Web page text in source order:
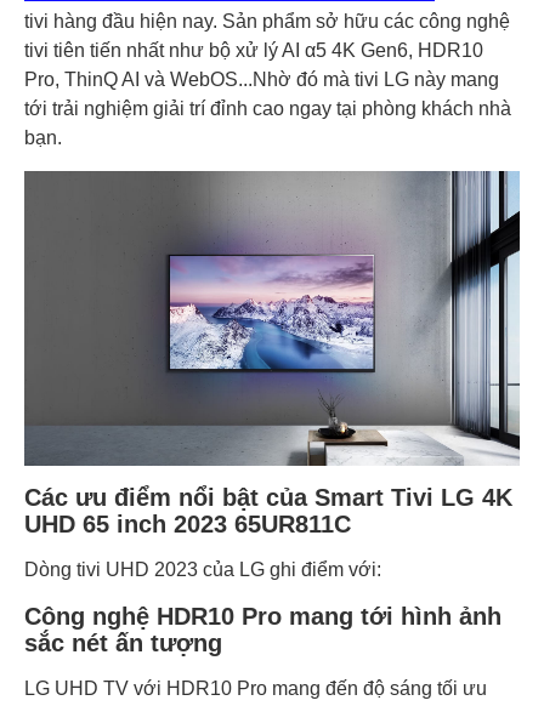
tivi hàng đầu hiện nay. Sản phẩm sở hữu các công nghệ
tivi tiên tiến nhất như bộ xử lý AI α5 4K Gen6, HDR10
Pro, ThinQ AI và WebOS...Nhờ đó mà tivi LG này mang
tới trải nghiệm giải trí đỉnh cao ngay tại phòng khách nhà
bạn.
Các ưu điểm nổi bật của Smart Tivi LG 4K
UHD 65 inch 2023 65UR811C
Dòng tivi UHD 2023 của LG ghi điểm với:
Công nghệ HDR10 Pro mang tới hình ảnh
sắc nét ấn tượng
LG UHD TV với HDR10 Pro mang đến độ sáng tối ưu